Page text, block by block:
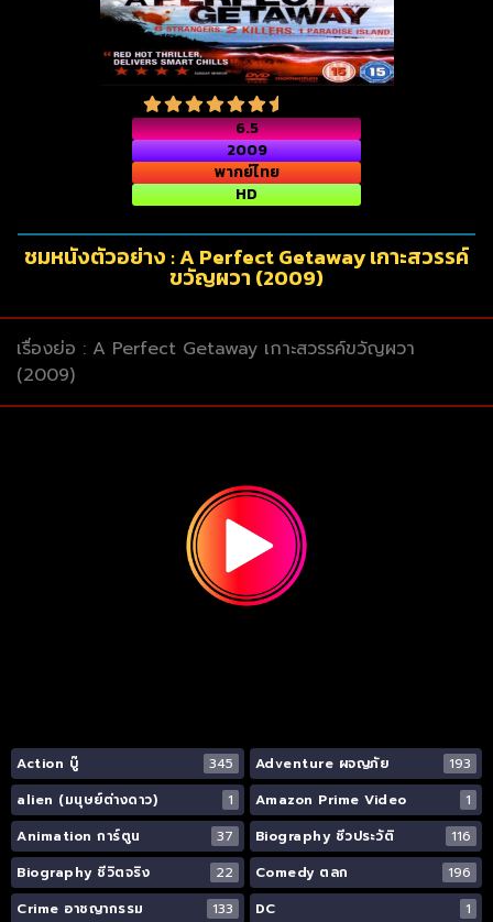
6.5
2009
พากย์ไทย
HD
ชมหนังตัวอย่าง : A Perfect Getaway เกาะสวรรค์
ขวัญผวา (2009)
เรื่องย่อ : A Perfect Getaway เกาะสวรรค์ขวัญผวา
(2009)
Action บู๊ 345 Adventure ผจญภัย
193
alien (มนุษย์ต่างดาว)
1 Amazon Prime Video
1
Animation การ์ตูน
37 Biography ชีวประวัติ
116
Biography ชีวิตจริง
22 Comedy ตลก
196
Crime อาชญากรรม
133 DC 1